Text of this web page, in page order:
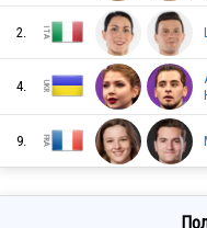
KAZ
CZE
2.
4.
9.